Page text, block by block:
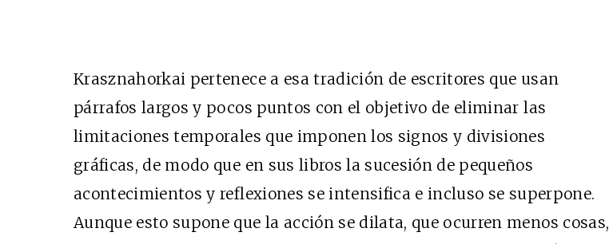
Krasznahorkai pertenece a esa tradición de escritores que usan
párrafos largos y pocos puntos con el objetivo de eliminar las
limitaciones temporales que imponen los signos y divisiones
gráficas, de modo que en sus libros la sucesión de pequeños
acontecimientos y reflexiones se intensifica e incluso se superpone.
Aunque esto supone que la acción se dilata, que ocurren menos cosas,